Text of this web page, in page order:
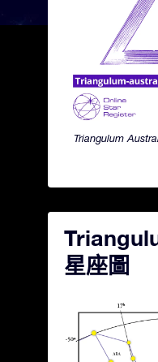
Triangulum
星座圖